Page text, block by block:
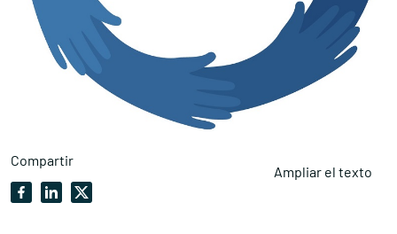
Compartir
Ampliar el texto